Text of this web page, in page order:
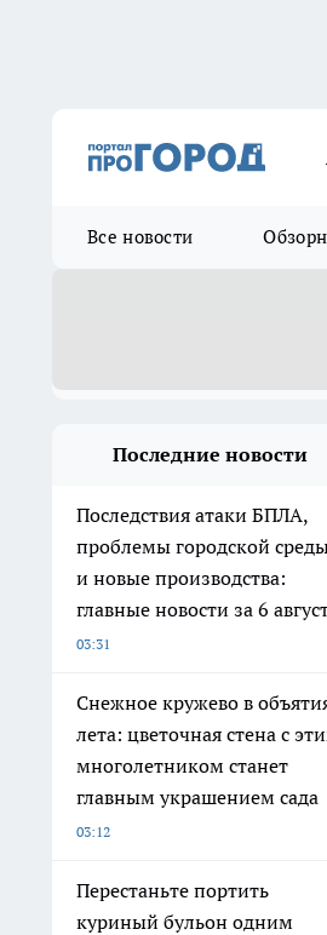
Все новости
Последние новости
Последствия атаки БПЛА,
проблемы городской
и новые производства:
главные новости за 6
03:31
Снежное кружево в
лета: цветочная стена с
многолетником станет
главным украшением сада
03:12
Перестаньте портить
куриный бульон одним